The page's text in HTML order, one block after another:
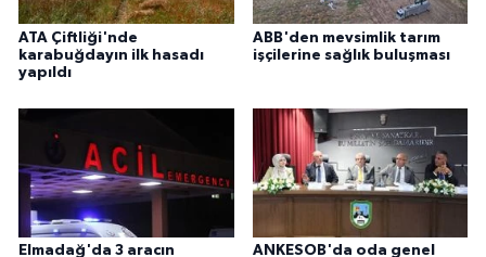
ATA Çiftliği'nde
karabuğdayın ilk hasadı
yapıldı
ABB'den mevsimlik tarım
işçilerine sağlık buluşması
Elmadağ'da 3 aracın
ANKESOB'da oda genel